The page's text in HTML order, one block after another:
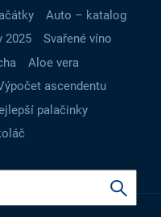
Auto – katalog
2025
Svařené víno
Aloe vera
ascendentu
palačinky